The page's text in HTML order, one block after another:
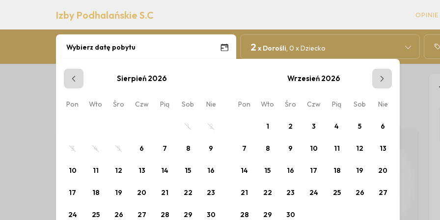
Izby Podhalańskie S.C OPINIE
Wybierz datę pobytu
Sierpień 2026
Pon Wto Śro Czw Pią Sob Nie
1 2
3 4 5 6 7 8 9
10 11 12 13 14 15 16
17 18 19 20 21 22 23
24 25 26 27 28 29 30
Wrzesień 2026
Pon Wto Śro Czw Pią Sob Nie
1 2 3 4 5 6
7 8 9 10 11 12 13
14 15 16 17 18 19 20
21 22 23 24 25 26 27
28 29 30
2 x Dorośli, 0 x Dziecko
Zaplanuj pobyt
Wybierz datę lub jeden z poniższych cenników.